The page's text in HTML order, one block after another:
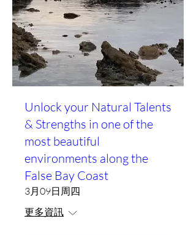
Unlock your Natural Talents
& Strengths in one of the
most beautiful
environments along the
False Bay Coast
3月09日周四
更多資訊